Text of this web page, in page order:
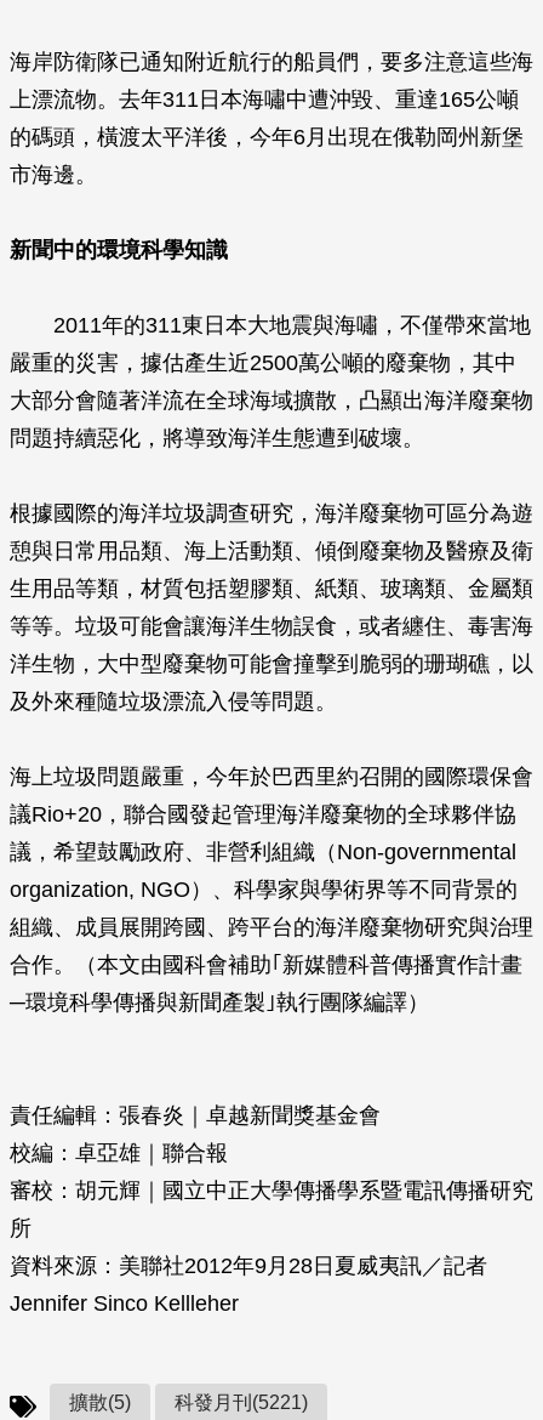
海岸防衛隊已通知附近航行的船員們，要多注意這些海
上漂流物。去年311日本海嘯中遭沖毀、重達165公噸
的碼頭，橫渡太平洋後，今年6月出現在俄勒岡州新堡
市海邊。
新聞中的環境科學知識
2011年的311東日本大地震與海嘯，不僅帶來當地
嚴重的災害，據估產生近2500萬公噸的廢棄物，其中
大部分會隨著洋流在全球海域擴散，凸顯出海洋廢棄物
問題持續惡化，將導致海洋生態遭到破壞。
根據國際的海洋垃圾調查研究，海洋廢棄物可區分為遊
憩與日常用品類、海上活動類、傾倒廢棄物及醫療及衛
生用品等類，材質包括塑膠類、紙類、玻璃類、金屬類
等等。垃圾可能會讓海洋生物誤食，或者纏住、毒害海
洋生物，大中型廢棄物可能會撞擊到脆弱的珊瑚礁，以
及外來種隨垃圾漂流入侵等問題。
海上垃圾問題嚴重，今年於巴西里約召開的國際環保會
議Rio+20，聯合國發起管理海洋廢棄物的全球夥伴協
議，希望鼓勵政府、非營利組織（Non-governmental
organization, NGO）、科學家與學術界等不同背景的
組織、成員展開跨國、跨平台的海洋廢棄物研究與治理
合作。（本文由國科會補助｢新媒體科普傳播實作計畫
─環境科學傳播與新聞產製｣執行團隊編譯）
責任編輯：張春炎｜卓越新聞獎基金會
校編：卓亞雄｜聯合報
審校：胡元輝｜國立中正大學傳播學系暨電訊傳播研究
所
資料來源：美聯社2012年9月28日夏威夷訊／記者
Jennifer Sinco Kellleher
擴散(5) 科發月刊(5221)